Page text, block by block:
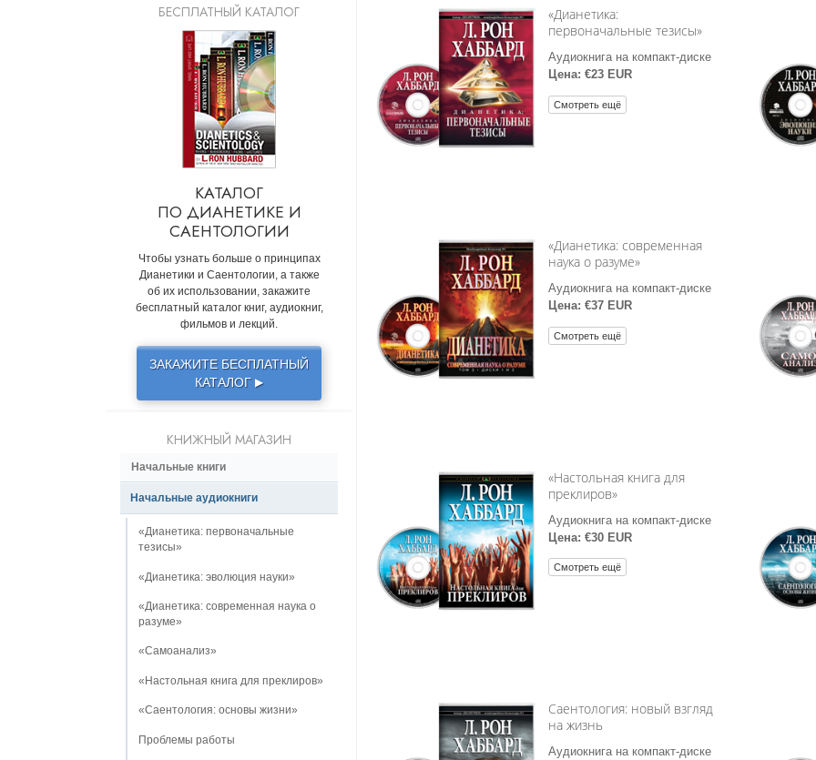
«Дианетика:
первоначальные тезисы»
Аудиокнига на компакт-диске
Цена: €23 EUR
Смотреть ещё
«Дианетика: современная
наука о разуме»
Аудиокнига на компакт-диске
Цена: €37 EUR
Смотреть ещё
«Настольная книга для
преклиров»
Аудиокнига на компакт-диске
Цена: €30 EUR
Смотреть ещё
Саентология: новый взгляд
на жизнь
Аудиокнига на компакт-диске
БЕСПЛАТНЫЙ КАТАЛОГ
КАТАЛОГ
ПО ДИАНЕТИКЕ И
САЕНТОЛОГИИ
Чтобы узнать больше о принципах
Дианетики и Саентологии, а также
об их использовании, закажите
бесплатный каталог книг, аудиокниг,
фильмов и лекций.
ЗАКАЖИТЕ БЕСПЛАТНЫЙ
КАТАЛОГ ▶
КНИЖНЫЙ МАГАЗИН
Начальные книги
Начальные аудиокниги
«Дианетика: первоначальные
тезисы»
«Дианетика: эволюция науки»
«Дианетика: современная наука о
разуме»
«Самоанализ»
«Настольная книга для преклиров»
«Саентология: основы жизни»
Проблемы работы